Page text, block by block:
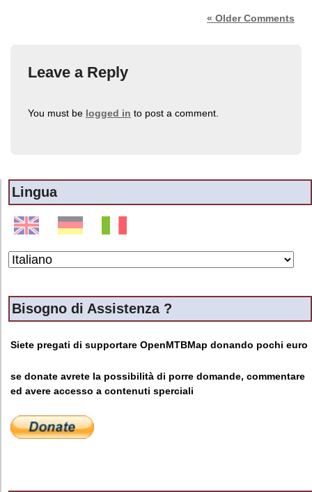
« Older Comments
Leave a Reply
You must be logged in to post a comment.
Lingua
Bisogno di Assistenza ?
Siete pregati di supportare OpenMTBMap donando pochi euro
se donate avrete la possibilità di porre domande, commentare
ed avere accesso a contenuti sperciali